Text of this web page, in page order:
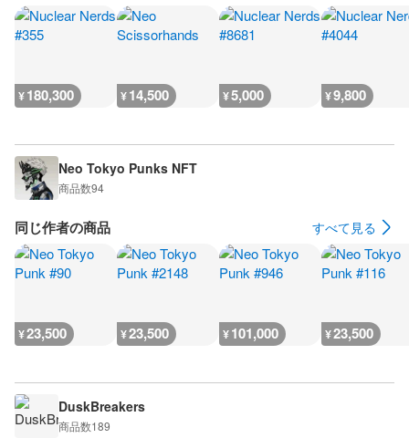
¥180,300 ¥14,500 ¥5,000 ¥9,800
Neo Tokyo Punks NFT
商品数94
同じ作者の商品 すべて見る
¥23,500 ¥23,500 ¥101,000 ¥23,500
DuskBreakers
商品数189